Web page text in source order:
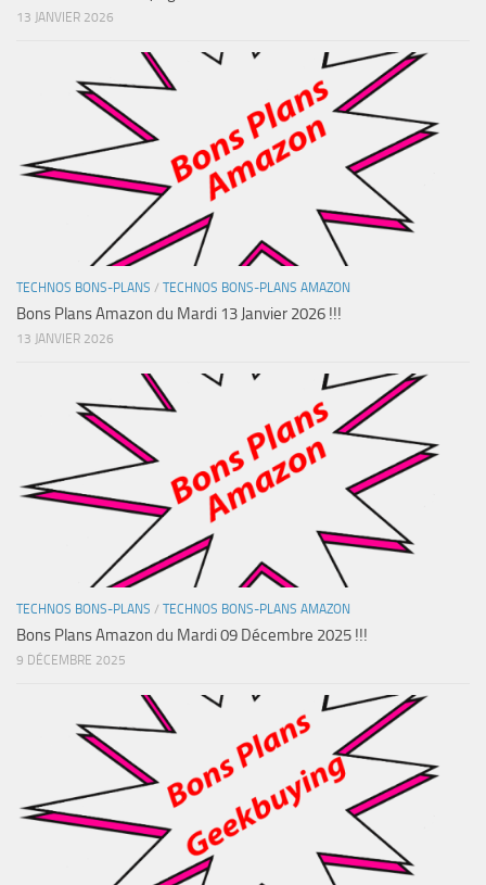
13 JANVIER 2026
TECHNOS BONS-PLANS / TECHNOS BONS-PLANS AMAZON
Bons Plans Amazon du Mardi 13 Janvier 2026 !!!
13 JANVIER 2026
TECHNOS BONS-PLANS / TECHNOS BONS-PLANS AMAZON
Bons Plans Amazon du Mardi 09 Décembre 2025 !!!
9 DÉCEMBRE 2025